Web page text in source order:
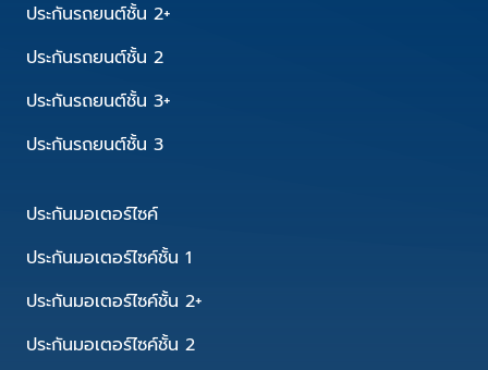
ประกันรถยนต์ชั้น 2+
ประกันรถยนต์ชั้น 2
ประกันรถยนต์ชั้น 3+
ประกันรถยนต์ชั้น 3
ประกันมอเตอร์ไซค์
ประกันมอเตอร์ไซค์ชั้น 1
ประกันมอเตอร์ไซค์ชั้น 2+
ประกันมอเตอร์ไซค์ชั้น 2